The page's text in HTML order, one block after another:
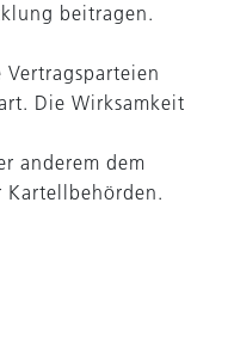
beitragen.
Die Wirksamkeit
anderem dem
Kartellbehörden.